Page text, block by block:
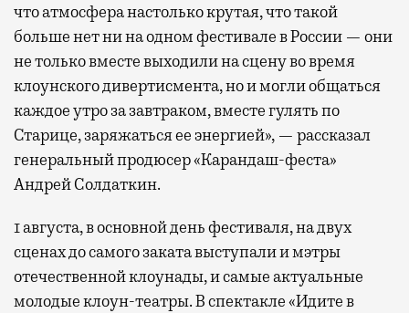
что атмосфера настолько крутая, что такой
больше нет ни на одном фестивале в России — они
не только вместе выходили на сцену во время
клоунского дивертисмента, но и могли общаться
каждое утро за завтраком, вместе гулять по
Старице, заряжаться ее энергией», — рассказал
генеральный продюсер «Карандаш-феста»
Андрей Солдаткин.
1 августа, в основной день фестиваля, на двух
сценах до самого заката выступали и мэтры
отечественной клоунады, и самые актуальные
молодые клоун-театры. В спектакле «Идите в